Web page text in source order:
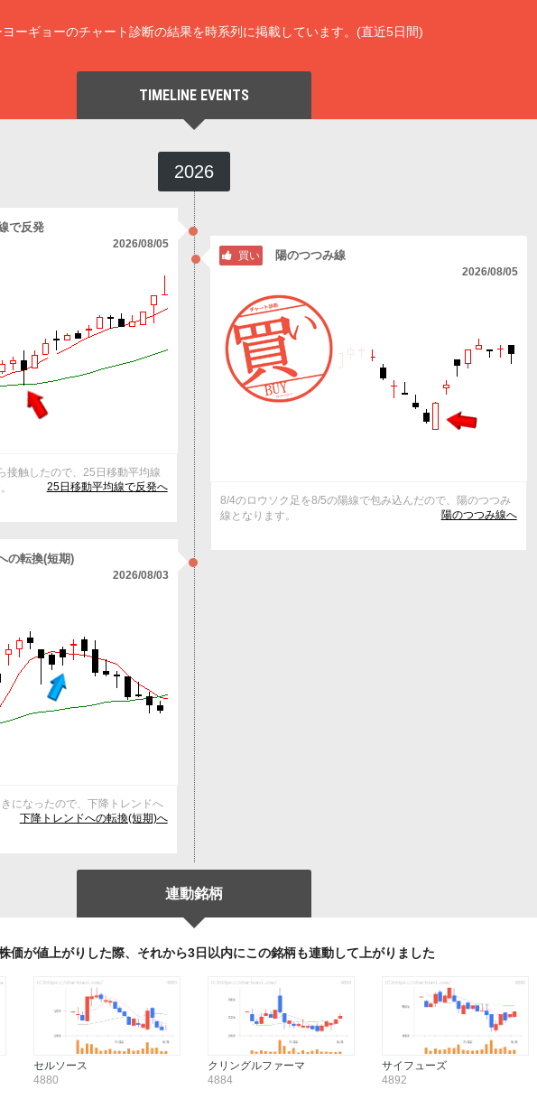
ヨーギョーのチャート診断の結果を時系列に掲載しています。(直近5日間)
TIMELINE EVENTS
2026
で反発
2026/08/05
接触したので、25日移動平均線
25日移動平均線で反発へ
買い 陽のつつみ線
2026/08/05
8/4のロウソク足を8/5の陽線で包み込んだので、陽のつつみ
線となります。
陽のつつみ線へ
の転換(短期)
2026/08/03
になったので、下降トレンドへ
下降トレンドへの転換(短期)へ
連動銘柄
価が値上がりした際、それから3日以内にこの銘柄も連動して上がりました
セルソース
4880
クリングルファーマ
4884
サイフューズ
4892